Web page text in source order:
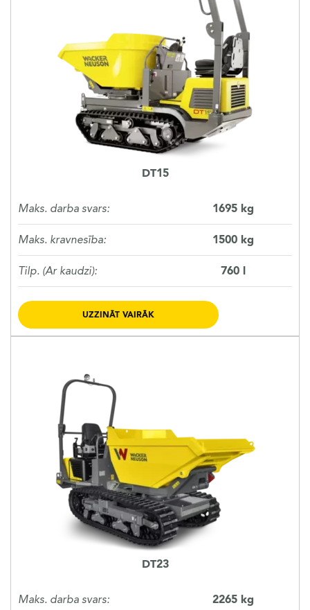
DT15
Maks. darba svars: 1695 kg
Maks. kravnesība: 1500 kg
Tilp. (Ar kaudzi): 760 l
UZZINĀT VAIRĀK
DT23
Maks. darba svars: 2265 kg